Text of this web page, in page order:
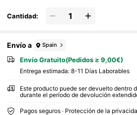
Cantidad:
Envío a Spain
Envío Gratuito(Pedidos ≥ 9,00€)
Entrega estimada: 8-11 Días Laborables
Este producto puede ser devuelto dentro
durante el período de devolución
Pagos seguros · Protección de la